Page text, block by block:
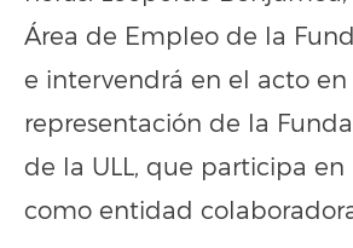
Área de Empleo de la
e intervendrá en el acto en
representación de la
de la ULL, que participa en
como entidad